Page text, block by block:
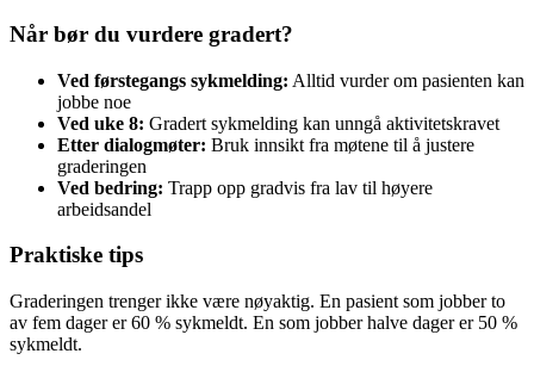
Når bør du vurdere gradert?
Ved førstegangs sykmelding: Alltid vurder om pasienten kan
jobbe noe
Ved uke 8: Gradert sykmelding kan unngå aktivitetskravet
Etter dialogmøter: Bruk innsikt fra møtene til å justere
graderingen
Ved bedring: Trapp opp gradvis fra lav til høyere
arbeidsandel
Praktiske tips
Graderingen trenger ikke være nøyaktig. En pasient som jobber to
av fem dager er 60 % sykmeldt. En som jobber halve dager er 50 %
sykmeldt.